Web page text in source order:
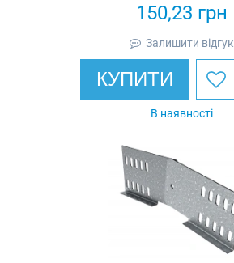
150,23 грн
Залишити відгук
КУПИТИ
В наявності